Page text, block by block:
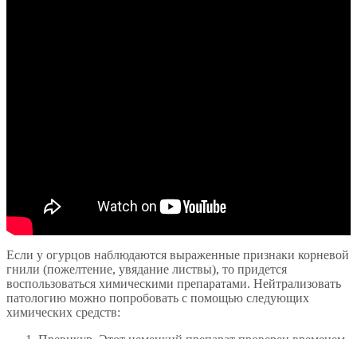
Если у огурцов наблюдаются выраженные признаки корневой
гнили (пожелтение, увядание листвы), то придется
воспользоваться химическими препаратами. Нейтрализовать
патологию можно попробовать с помощью следующих
химических средств: